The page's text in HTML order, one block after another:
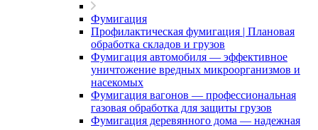
Фумигация
Профилактическая фумигация | Плановая
обработка складов и грузов
Фумигация автомобиля — эффективное
уничтожение вредных микроорганизмов и
насекомых
Фумигация вагонов — профессиональная
газовая обработка для защиты грузов
Фумигация деревянного дома — надежная